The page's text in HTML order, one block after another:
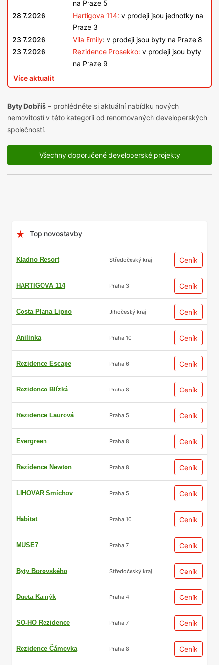
na Praze 5
28.7.2026
Hartigova 114: v prodeji jsou jednotky na
Praze 3
23.7.2026
Vila Emily: v prodeji jsou byty na Praze 8
23.7.2026
Rezidence Prosekko: v prodeji jsou byty
na Praze 9
Více aktualit
Byty Dobříš – prohlédněte si aktuální nabídku nových
nemovitostí v této kategorii od renomovaných developerských
společností.
Všechny doporučené developerské projekty
Top novostavby
Kladno Resort Středočeský kraj Ceník
HARTIGOVA 114 Praha 3 Ceník
Costa Plana Lipno Jihočeský kraj Ceník
Anilinka Praha 10 Ceník
Rezidence Escape Praha 6 Ceník
Rezidence Blízká Praha 8 Ceník
Rezidence Laurová Praha 5 Ceník
Evergreen Praha 8 Ceník
Rezidence Newton Praha 8 Ceník
LIHOVAR Smíchov Praha 5 Ceník
Habitat Praha 10 Ceník
MUSE7 Praha 7 Ceník
Byty Borovského Středočeský kraj Ceník
Dueta Kamýk Praha 4 Ceník
SO-HO Rezidence Praha 7 Ceník
Rezidence Čámovka Praha 8 Ceník